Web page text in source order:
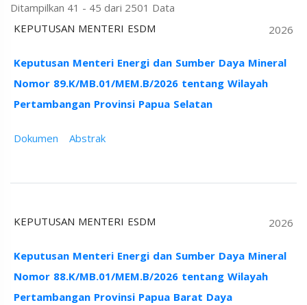
Ditampilkan 41 - 45 dari 2501 Data
KEPUTUSAN MENTERI ESDM
2026
Keputusan Menteri Energi dan Sumber Daya Mineral
Nomor 89.K/MB.01/MEM.B/2026 tentang Wilayah
Pertambangan Provinsi Papua Selatan
Dokumen Abstrak
KEPUTUSAN MENTERI ESDM 2026
Keputusan Menteri Energi dan Sumber Daya Mineral
Nomor 88.K/MB.01/MEM.B/2026 tentang Wilayah
Pertambangan Provinsi Papua Barat Daya